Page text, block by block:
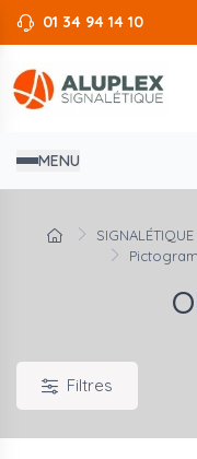
01 34 94 14 10
MENU
Filtres